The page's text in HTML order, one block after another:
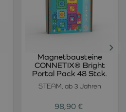
STEAM, ab 3 Jahren
Magnetbausteine
CONNETIX® Bright
Portal Pack 48 Stck.
98,90 €